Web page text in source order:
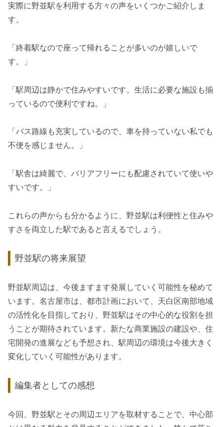
実際に野並駅を利用する方々の声をいくつかご紹介しま
す。
「終着駅なので座って帰れることが多いのが嬉しいで
す。」
「駅周辺は静かで住みやすいです。生活に必要な施設も揃
っているので便利ですね。」
「バス路線も充実しているので、車を持っていない私でも
不便を感じません。」
「駅舎は綺麗で、バリアフリーにも配慮されていて使いや
すいです。」
これらの声からも分かるように、野並駅は利便性と住みや
すさを両立した駅であると言えるでしょう。
野並駅の将来展望
野並駅周辺は、今後ますます発展していく可能性を秘めて
います。名古屋市は、都市計画において、天白区南部地域
の活性化を目指しており、野並駅はその中心的な役割を担
うことが期待されています。新たな商業施設の建設や、住
宅開発の進展なども予想され、駅周辺の環境は今後大きく
変化していく可能性があります。
編集者としての感想
今回、野並駅とその周辺エリアを取材することで、中心部